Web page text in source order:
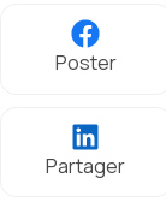
Poster
Partager